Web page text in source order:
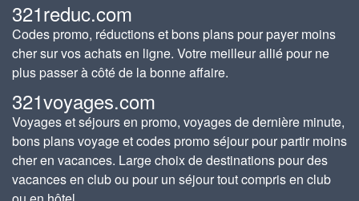
321reduc.com
Codes promo, réductions et bons plans pour payer moins
cher sur vos achats en ligne. Votre meilleur allié pour ne
plus passer à côté de la bonne affaire.
321voyages.com
Voyages et séjours en promo, voyages de dernière minute,
bons plans voyage et codes promo séjour pour partir moins
cher en vacances. Large choix de destinations pour des
vacances en club ou pour un séjour tout compris en club